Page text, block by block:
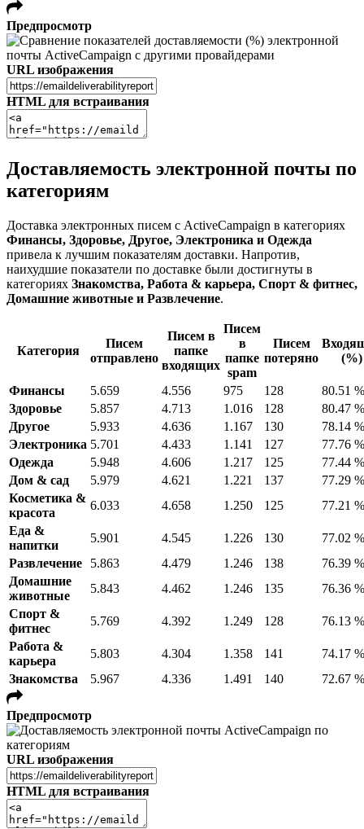
Предпросмотр
URL изображения
HTML для встраивания
Доставляемость электронной почты по
категориям
Доставка электронных писем с ActiveCampaign в категориях
Финансы, Здоровье, Другое, Электроника и Одежда
привела к лучшим показателям доставки. Напротив,
наихудшие показатели по доставке были достигнуты в
категориях Знакомства, Работа & карьера, Спорт & фитнес,
Домашние животные и Развлечение.
Категория
Писем
отправлено
Писем в
папке
входящих
Писем
в
папке
spam
Писем
потеряно
(%)
Финансы 5.659 4.556 975 128
80.51 %
Здоровье
5.857 4.713 1.016 128
80.47 %
Другое
5.933 4.636 1.167 130
78.14 %
Электроника 5.701 4.433 1.141 127
77.76 %
Одежда
5.948 4.606 1.217 125
77.44 %
Дом & сад
5.979 4.621 1.221 137
77.29 %
Косметика &
красота
6.033 4.658 1.250 125
77.21 %
Еда &
напитки
5.901 4.545 1.226 130
77.02 %
Развлечение
5.863 4.479 1.246 138
76.39 %
Домашние
животные
5.843 4.462 1.246 135
76.36 %
Спорт &
фитнес
5.769 4.392 1.249 128
76.13 %
Работа &
карьера
5.803 4.304 1.358 141
74.17 %
Знакомства
5.967 4.336 1.491 140 72.67 %
Предпросмотр
URL изображения
HTML для встраивания